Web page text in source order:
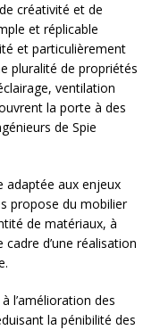
créativité et de
et réplicable
et particulièrement
pluralité de propriétés
ventilation
la porte à des
de Spie
adaptée aux enjeux
propose du mobilier
de matériaux, à
d’une réalisation
l’amélioration des
la pénibilité des